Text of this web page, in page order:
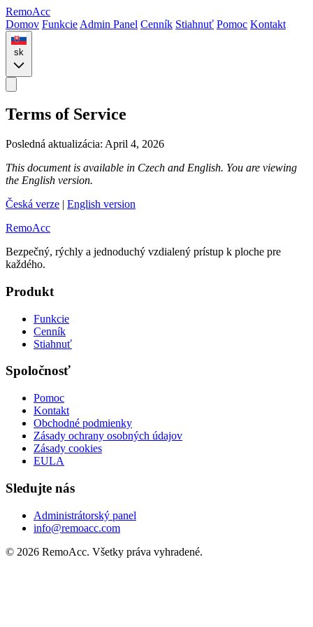
RemoAcc
Domov Funkcie Admin Panel Cenník Stiahnuť Pomoc Kontakt
sk
Terms of Service
Posledná aktualizácia: April 4, 2026
This document is available in Czech and English. You are viewing
the English version.
Česká verze | English version
RemoAcc
Bezpečný, rýchly a jednoduchý vzdialený prístup k ploche pre
každého.
Produkt
Funkcie
Cenník
Stiahnuť
Spoločnosť
Pomoc
Kontakt
Obchodné podmienky
Zásady ochrany osobných údajov
Zásady cookies
EULA
Sledujte nás
Administrátorský panel
info@remoacc.com
© 2026 RemoAcc. Všetky práva vyhradené.